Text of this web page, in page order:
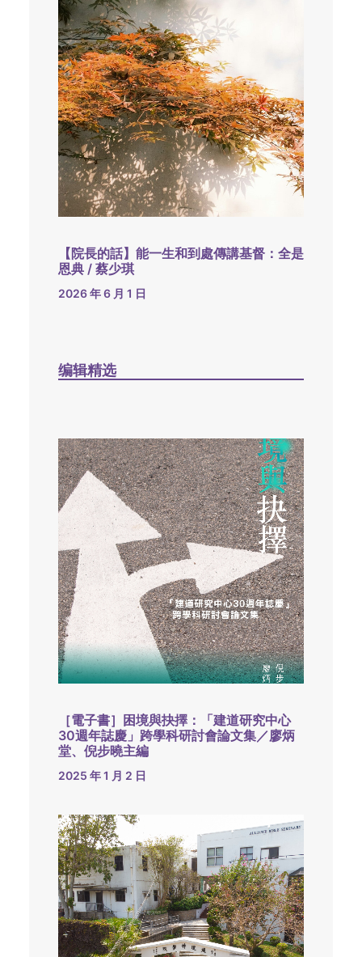
【院長的話】能一生和到處傳講基督：全是
恩典 / 蔡少琪
2026 年 6 月 1 日
编辑精选
［電子書］困境與抉擇：「建道研究中心
30週年誌慶」跨學科研討會論文集／廖炳
堂、倪步曉主編
2025 年 1 月 2 日